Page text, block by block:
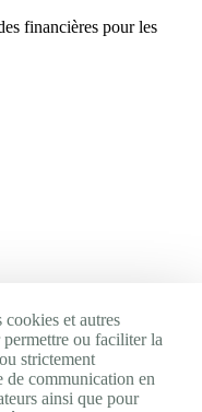
financières pour les
cookies et autres
ou faciliter la
strictement
de communication en
ainsi que pour